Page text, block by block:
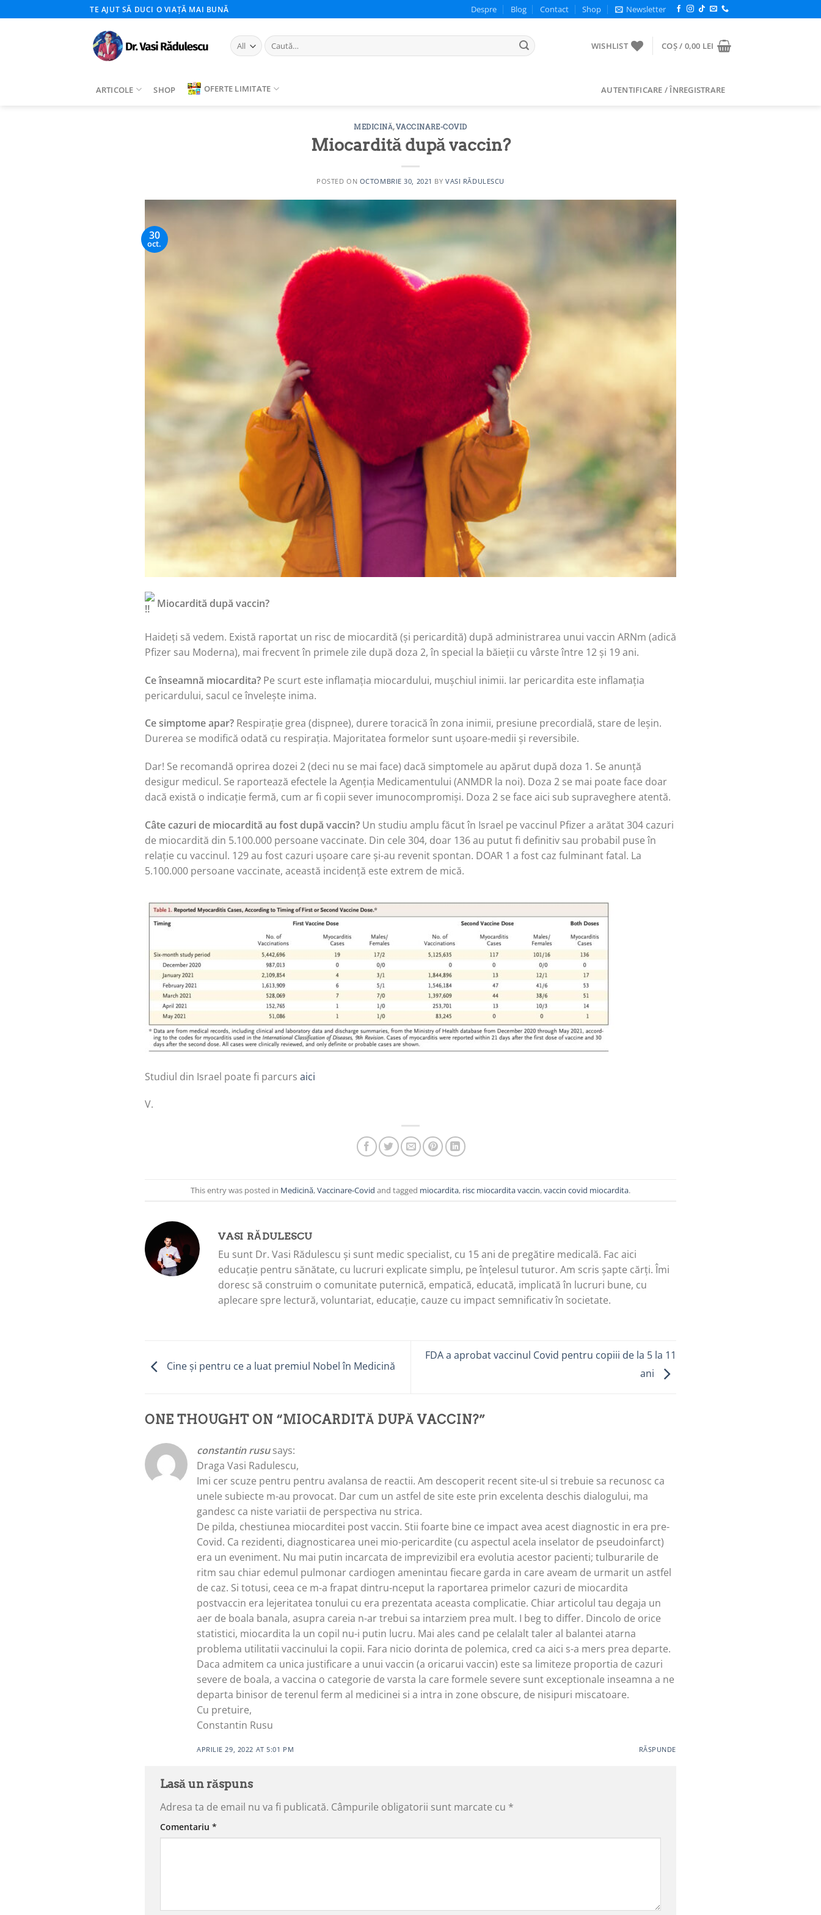
to
TE AJUT SĂ DUCI O VIAȚĂ MAI BUNĂ Despre Blog Contact Shop Newsletter
Caută
după:
WISHLIST COȘ / 0,00 LEI
ARTICOLE SHOP OFERTE LIMITATE AUTENTIFICARE / ÎNREGISTRARE
MEDICINĂ,VACCINARE-COVID
Miocardită după vaccin?
POSTED ON OCTOMBRIE 30, 2021 BYVASI RĂDULESCU
30
oct.
Miocardită după vaccin?
Haideți să vedem. Există raportat un risc de miocardită (și pericardită) după administrarea unui vaccin ARNm (adică
Pfizer sau Moderna), mai frecvent în primele zile după doza 2, în special la băieții cu vârste între 12 și 19 ani.
Ce înseamnă miocardita? Pe scurt este inflamația miocardului, mușchiul inimii. Iar pericardita este inflamația
pericardului, sacul ce învelește inima.
Ce simptome apar? Respirație grea (dispnee), durere toracică în zona inimii, presiune precordială, stare de leșin.
Durerea se modifică odată cu respirația. Majoritatea formelor sunt ușoare-medii și reversibile.
Dar! Se recomandă oprirea dozei 2 (deci nu se mai face) dacă simptomele au apărut după doza 1. Se anunță
desigur medicul. Se raportează efectele la Agenția Medicamentului (ANMDR la noi). Doza 2 se mai poate face doar
dacă există o indicație fermă, cum ar fi copii sever imunocompromiși. Doza 2 se face aici sub supraveghere atentă.
Câte cazuri de miocardită au fost după vaccin? Un studiu amplu făcut în Israel pe vaccinul Pfizer a arătat 304 cazuri
de miocardită din 5.100.000 persoane vaccinate. Din cele 304, doar 136 au putut fi definitiv sau probabil puse în
relație cu vaccinul. 129 au fost cazuri ușoare care și-au revenit spontan. DOAR 1 a fost caz fulminant fatal. La
5.100.000 persoane vaccinate, această incidență este extrem de mică.
Studiul din Israel poate fi parcurs aici
V.
This entry was posted in Medicină,Vaccinare-Covid and tagged miocardita, risc miocardita vaccin,vaccin covid miocardita.
VASI RĂDULESCU
Eu sunt Dr. Vasi Rădulescu și sunt medic specialist, cu 15 ani de pregătire medicală. Fac aici
educație pentru sănătate, cu lucruri explicate simplu, pe înțelesul tuturor. Am scris șapte cărți. Îmi
doresc să construim o comunitate puternică, empatică, educată, implicată în lucruri bune, cu
aplecare spre lectură, voluntariat, educație, cauze cu impact semnificativ în societate.
Cine și pentru ce a luat premiul Nobel în Medicină
FDA a aprobat vaccinul Covid pentru copiii de la 5 la 11
ani
ONE THOUGHT ON “MIOCARDITĂ DUPĂ VACCIN?”
constantin rusu says:
Draga Vasi Radulescu,
Imi cer scuze pentru pentru avalansa de reactii. Am descoperit recent site-ul si trebuie sa recunosc ca
unele subiecte m-au provocat. Dar cum un astfel de site este prin excelenta deschis dialogului, ma
gandesc ca niste variatii de perspectiva nu strica.
De pilda, chestiunea miocarditei post vaccin. Stii foarte bine ce impact avea acest diagnostic in era pre-
Covid. Ca rezidenti, diagnosticarea unei mio-pericardite (cu aspectul acela inselator de pseudoinfarct)
era un eveniment. Nu mai putin incarcata de imprevizibil era evolutia acestor pacienti; tulburarile de
ritm sau chiar edemul pulmonar cardiogen amenintau fiecare garda in care aveam de urmarit un astfel
de caz. Si totusi, ceea ce m-a frapat dintru-nceput la raportarea primelor cazuri de miocardita
postvaccin era lejeritatea tonului cu era prezentata aceasta complicatie. Chiar articolul tau degaja un
aer de boala banala, asupra careia n-ar trebui sa intarziem prea mult. I beg to differ. Dincolo de orice
statistici, miocardita la un copil nu-i putin lucru. Mai ales cand pe celalalt taler al balantei atarna
problema utilitatii vaccinului la copii. Fara nicio dorinta de polemica, cred ca aici s-a mers prea departe.
Daca admitem ca unica justificare a unui vaccin (a oricarui vaccin) este sa limiteze proportia de cazuri
severe de boala, a vaccina o categorie de varsta la care formele severe sunt exceptionale inseamna a ne
departa binisor de terenul ferm al medicinei si a intra in zone obscure, de nisipuri miscatoare.
Cu pretuire,
Constantin Rusu
APRILIE 29, 2022 AT 5:01 PM RĂSPUNDE
Lasă un răspuns
Adresa ta de email nu va fi publicată. Câmpurile obligatorii sunt marcate cu *
Comentariu *